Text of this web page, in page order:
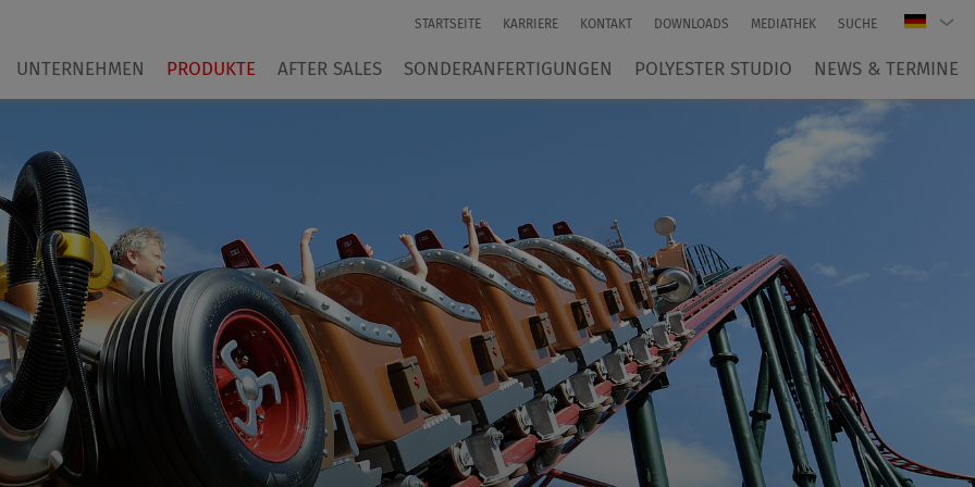
STARTSEITE KARRIERE KONTAKT DOWNLOADS MEDIATHEK SUCHE
UNTERNEHMEN PRODUKTE AFTER SALES SONDERANFERTIGUNGEN POLYESTER STUDIO NEWS & TERMINE